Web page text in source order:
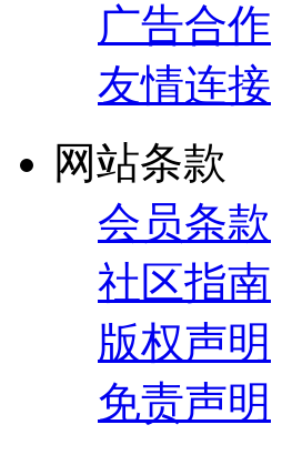
广告合作
友情连接
网站条款
会员条款
社区指南
版权声明
免责声明